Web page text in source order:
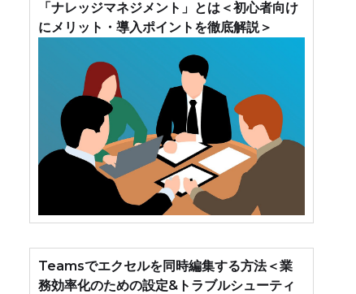
「ナレッジマネジメント」とは＜初心者向け
にメリット・導入ポイントを徹底解説＞
Teamsでエクセルを同時編集する方法＜業
務効率化のための設定&トラブルシューティ